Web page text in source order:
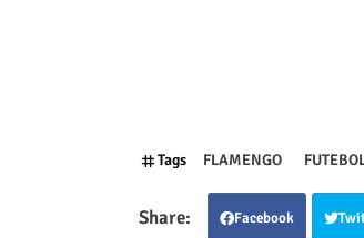
Tags FLAMENGO
Facebook